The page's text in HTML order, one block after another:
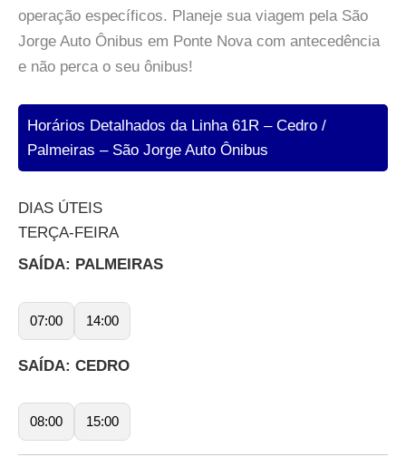
operação específicos. Planeje sua viagem pela São
Jorge Auto Ônibus em Ponte Nova com antecedência
e não perca o seu ônibus!
Horários Detalhados da Linha 61R – Cedro /
Palmeiras – São Jorge Auto Ônibus
DIAS ÚTEIS
TERÇA-FEIRA
SAÍDA: PALMEIRAS
07:00 14:00
SAÍDA: CEDRO
08:00 15:00